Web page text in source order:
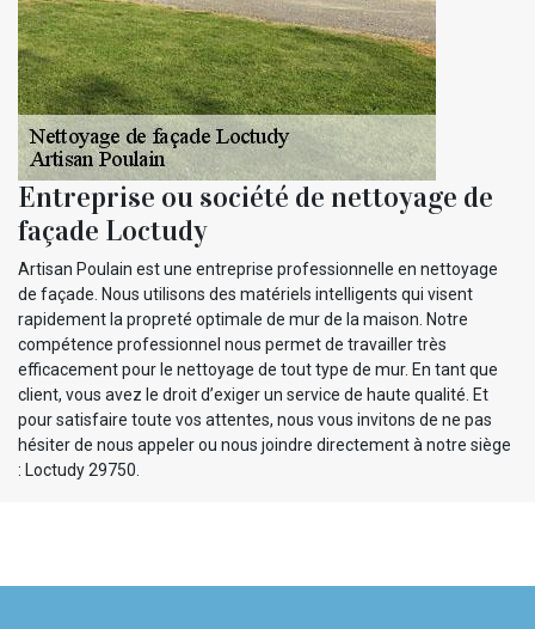
Entreprise ou société de nettoyage de
façade Loctudy
Artisan Poulain est une entreprise professionnelle en nettoyage
de façade. Nous utilisons des matériels intelligents qui visent
rapidement la propreté optimale de mur de la maison. Notre
compétence professionnel nous permet de travailler très
efficacement pour le nettoyage de tout type de mur. En tant que
client, vous avez le droit d’exiger un service de haute qualité. Et
pour satisfaire toute vos attentes, nous vous invitons de ne pas
hésiter de nous appeler ou nous joindre directement à notre siège
: Loctudy 29750.